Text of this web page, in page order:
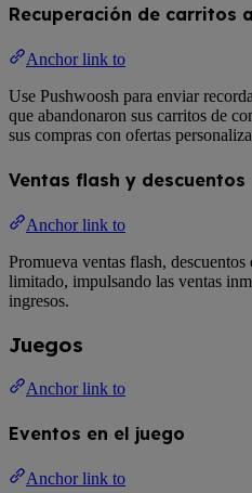
Recuperación de carritos
Anchor link to
Use Pushwoosh para enviar
que abandonaron sus carritos de
sus compras con ofertas
Ventas flash y descuentos
Anchor link to
Promueva ventas flash,
limitado, impulsando las ventas
ingresos.
Juegos
Anchor link to
Eventos en el juego
Anchor link to